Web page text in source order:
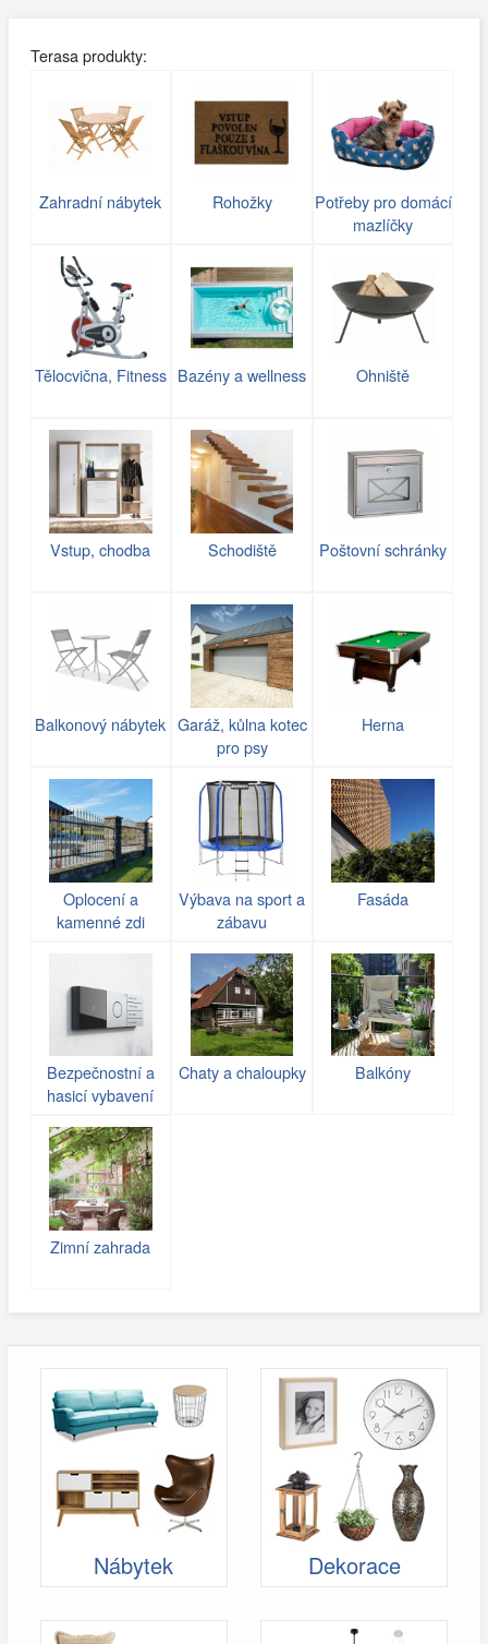
Terasa produkty:
Zahradní nábytek Rohožky
Potřeby pro domácí
mazlíčky
Tělocvična, Fitness Bazény a wellness Ohniště
Vstup, chodba Schodiště Poštovní schránky
Balkonový nábytek Garáž, kůlna kotec
pro psy
Herna
Oplocení a
kamenné zdi
Výbava na sport a
zábavu
Fasáda
Bezpečnostní a
hasicí vybavení
Chaty a chaloupky Balkóny
Zimní zahrada
Nábytek Dekorace